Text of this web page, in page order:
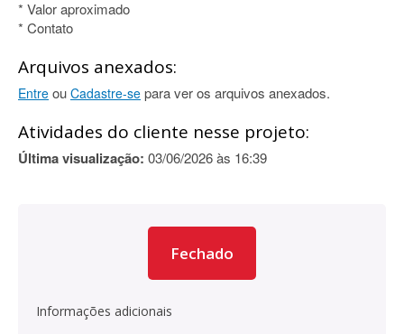
* Valor aproximado
* Contato
Arquivos anexados:
Entre ou Cadastre-se para ver os arquivos anexados.
Atividades do cliente nesse projeto:
Última visualização: 03/06/2026 às 16:39
Fechado
Informações adicionais